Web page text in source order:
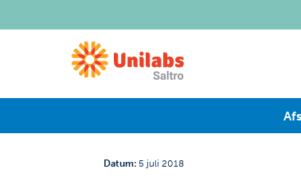
Datum: 5 juli 2018